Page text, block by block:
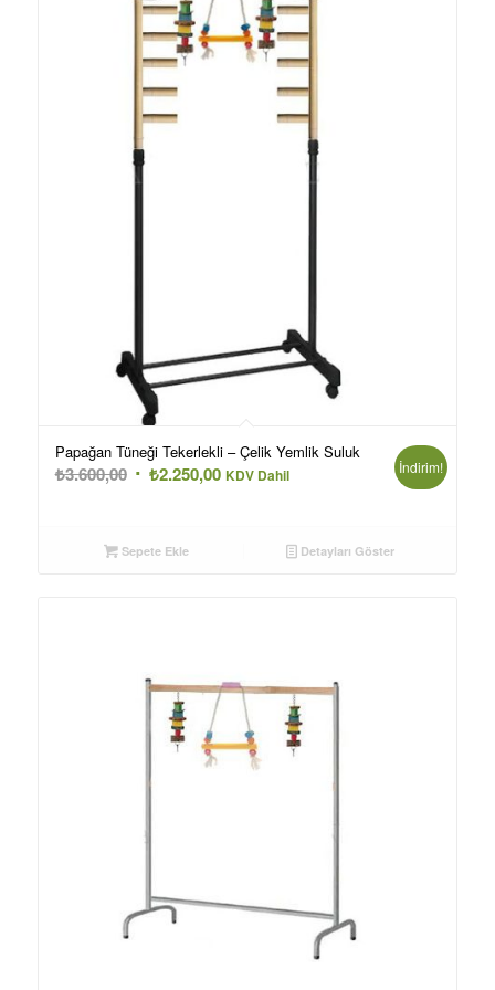
Papağan Tüneği Tekerlekli – Çelik Yemlik Suluk
₺3.600,00 Orijinal
₺2.250,00Şu
₺2.250,00.
KDV Dahil İndirim!
Sepete Ekle Detayları Göster